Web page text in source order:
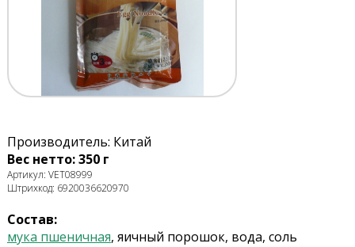
Производитель: Китай
Вес нетто: 350 г
Артикул: VET08999
Штрихкод: 6920036620970
Состав:
мука пшеничная, яичный порошок, вода, соль